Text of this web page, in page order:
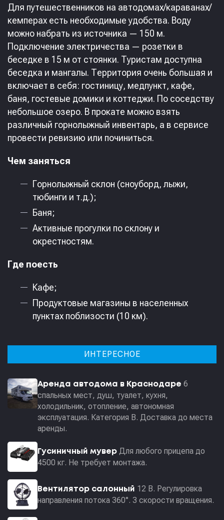
Для путешественников на автодомах/караванах/
кемперах есть необходимые удобства. Воду
можно набрать из источника — 150 м.
Подключение электричества — розетки в
беседке в 15 м от стоянки. Туристам доступна
беседка и мангалы. Территория очень большая и
включает в себя: гостиницу, медпункт, кафе,
баня, гостевые домики и коттеджи. По соседству
небольшое озеро. В прокате можно взять
различный горнолыжный инвентарь, а в сервисе
провести ревизию или починиться.
Чем заняться
Горнолыжный склон (сноуборд, лыжи,
тюбинги и т.д.);
Баня;
Активные прогулки по склону и
окрестностям.
Где поесть
Кафе;
Продуктовые магазины в населенных
пунктах поблизости (10 км).
ИНТЕРЕСНОЕ
Аренда автодома в Краснодаре 6
спальных мест, душ, туалет, кухня,
холодильник, отопление, автономная
эксплуатация. Категория В. Доставка до места
аренды.
Гусиничный мувер Для любого прицепа до
4500 кг. Не требует монтажа.
Вентилятор салонный 12 В. Регулировка
направления потока 360°. 3 скорости вращения.